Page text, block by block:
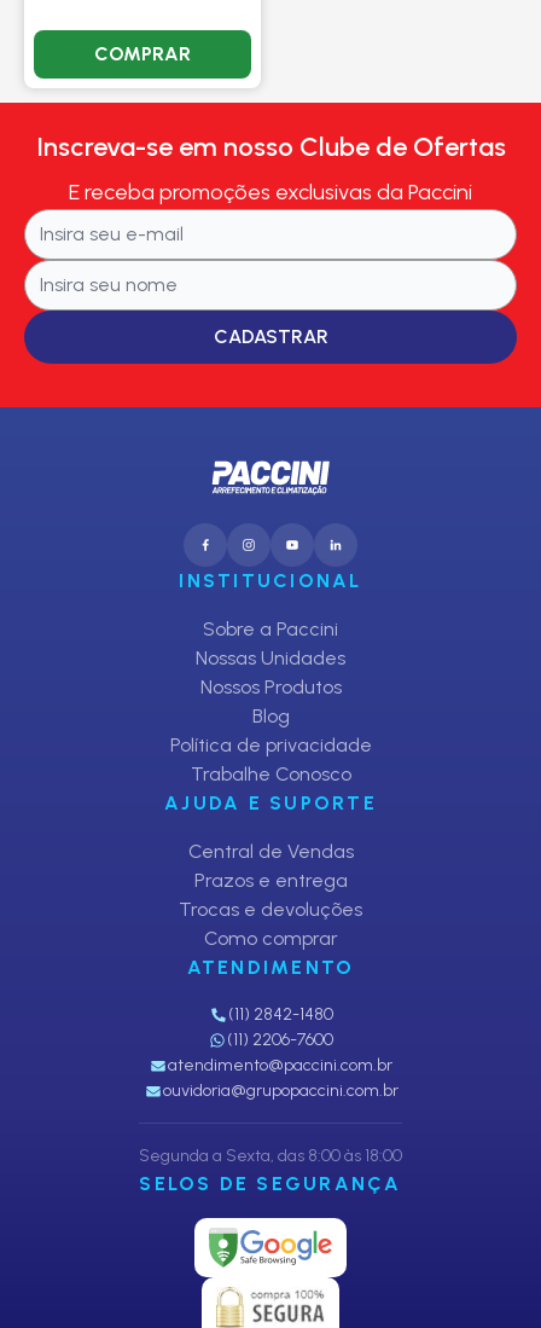
COMPRAR
Inscreva-se em nosso Clube de Ofertas
E receba promoções exclusivas da Paccini
CADASTRAR
INSTITUCIONAL
Sobre a Paccini
Nossas Unidades
Nossos Produtos
Blog
Política de privacidade
Trabalhe Conosco
AJUDA E SUPORTE
Central de Vendas
Prazos e entrega
Trocas e devoluções
Como comprar
ATENDIMENTO
(11) 2842-1480
(11) 2206-7600
atendimento@paccini.com.br
ouvidoria@grupopaccini.com.br
Segunda a Sexta, das 8:00 às 18:00
SELOS DE SEGURANÇA